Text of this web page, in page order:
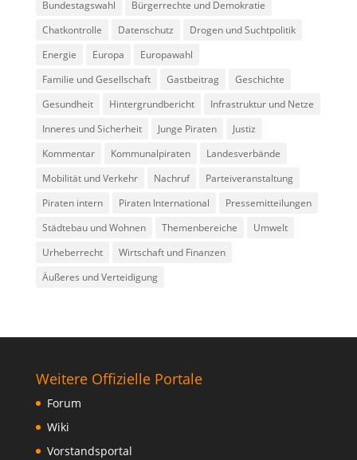
Bundestagswahl
Bürgerrechte und Demokratie
Chatkontrolle
Datenschutz
Drogen und Suchtpolitik
Energie
Europa
Europawahl
Familie und Gesellschaft
Gastbeitrag
Geschichte
Gesundheit
Hintergrundbericht
Infrastruktur und Netze
Inneres und Sicherheit
Junge Piraten
Justiz
Kommentar
Kommunalpiraten
Landesverbände
Mobilität und Verkehr
Nachruf
Parteiveranstaltung
Piraten intern
Piraten International
Pressemitteilungen
Städtebau und Wohnen
Themenbereiche
Umwelt
Urheberrecht
Wirtschaft und Finanzen
Äußeres und Verteidigung
Weitere Offizielle Portale
Forum
Wiki
Vorstandsportal